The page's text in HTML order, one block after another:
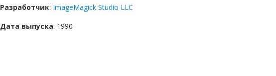
Разработчик: ImageMagick Studio LLC
Дата выпуска: 1990